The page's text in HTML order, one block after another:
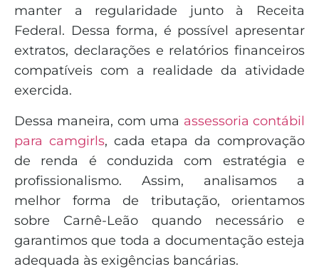
manter a regularidade junto à Receita
Federal. Dessa forma, é possível apresentar
extratos, declarações e relatórios financeiros
compatíveis com a realidade da atividade
exercida.
Dessa maneira, com uma assessoria contábil
para camgirls, cada etapa da comprovação
de renda é conduzida com estratégia e
profissionalismo. Assim, analisamos a
melhor forma de tributação, orientamos
sobre Carnê-Leão quando necessário e
garantimos que toda a documentação esteja
adequada às exigências bancárias.